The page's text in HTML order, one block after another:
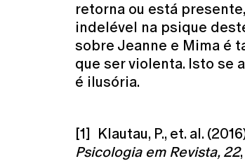
retorna ou está
indelével na psique
sobre Jeanne e Mima é
que ser violenta. Isto se
é ilusória.
[1] Klautau, P., et. al.
Psicologia em Revista, 22